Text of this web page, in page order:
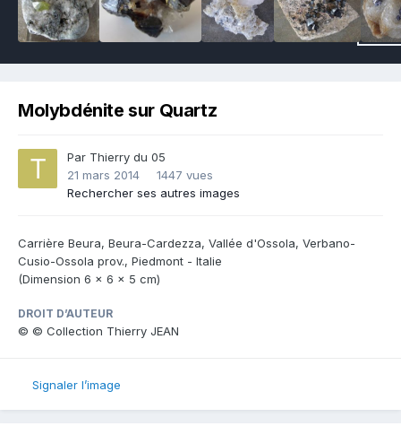
Molybdénite sur Quartz
Par Thierry du 05
21 mars 2014
1447 vues
Rechercher ses autres images
Carrière Beura, Beura-Cardezza, Vallée d'Ossola, Verbano-
Cusio-Ossola prov., Piedmont - Italie
(Dimension 6 x 6 x 5 cm)
DROIT D’AUTEUR
© © Collection Thierry JEAN
Signaler l’image